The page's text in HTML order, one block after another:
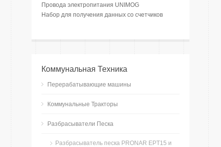
Провода электропитания UNIMOG
Набор для получения данных со счетчиков
Коммунальная Техника
Перерабатывающие машины
Коммунальные Тракторы
Разбрасыватели Песка
Разбрасыватель песка PRONAR EPT15 и